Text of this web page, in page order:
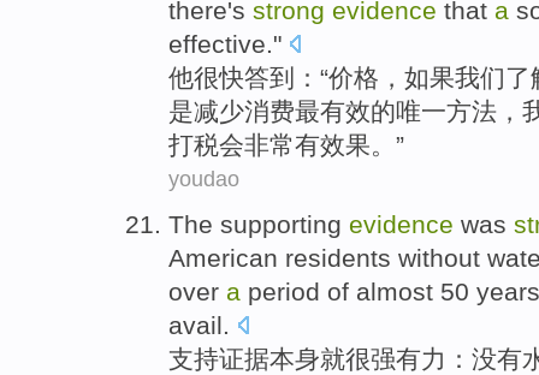
there's strong evidence that a
effective."
他很快答到 ：“价格 ， 如果我们了
是减少消费最有效的唯一方法 ，
打税会非常有效果。”
youdao
The supporting evidence was
American residents without
over a period of almost 50 years
avail.
支持证据本身就很强有力： 没有